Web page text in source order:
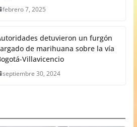
febrero 7, 2025
detuvieron un furgón
de marihuana sobre la vía
Villavicencio
septiembre 30, 2024